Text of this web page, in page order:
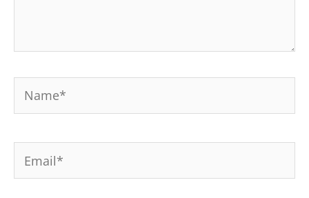
Name*
Email*